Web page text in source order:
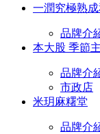
一潤究極熟
品牌介
本大股 季節
品牌介
市政店
米玥麻糬堂
品牌介